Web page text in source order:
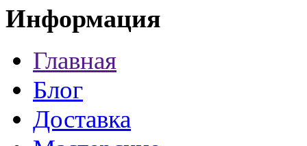
Информация
Главная
Блог
Доставка